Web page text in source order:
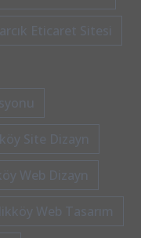
Eticaret Sitesi
Site Dizayn
Web Dizayn
Web Tasarım